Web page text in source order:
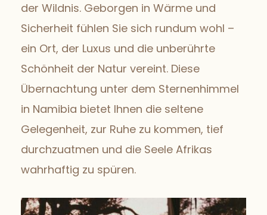
der Wildnis. Geborgen in Wärme und
Sicherheit fühlen Sie sich rundum wohl –
ein Ort, der Luxus und die unberührte
Schönheit der Natur vereint. Diese
Übernachtung unter dem Sternenhimmel
in Namibia bietet Ihnen die seltene
Gelegenheit, zur Ruhe zu kommen, tief
durchzuatmen und die Seele Afrikas
wahrhaftig zu spüren.